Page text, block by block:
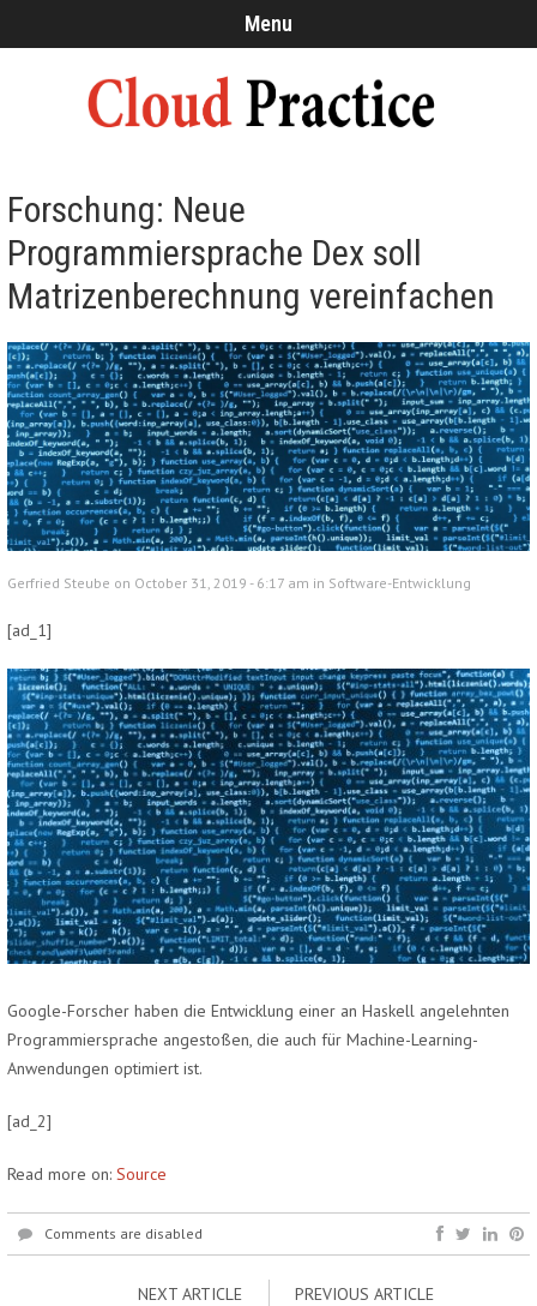
Menu
Forschung: Neue
Programmiersprache Dex soll
Matrizenberechnung vereinfachen
Gerfried Steube on October 31, 2019 - 6:17 am in Software-Entwicklung
[ad_1]
Google-Forscher haben die Entwicklung einer an Haskell angelehnten
Programmiersprache angestoßen, die auch für Machine-Learning-
Anwendungen optimiert ist.
[ad_2]
Read more on: Source
Comments are disabled
NEXT ARTICLE PREVIOUS ARTICLE